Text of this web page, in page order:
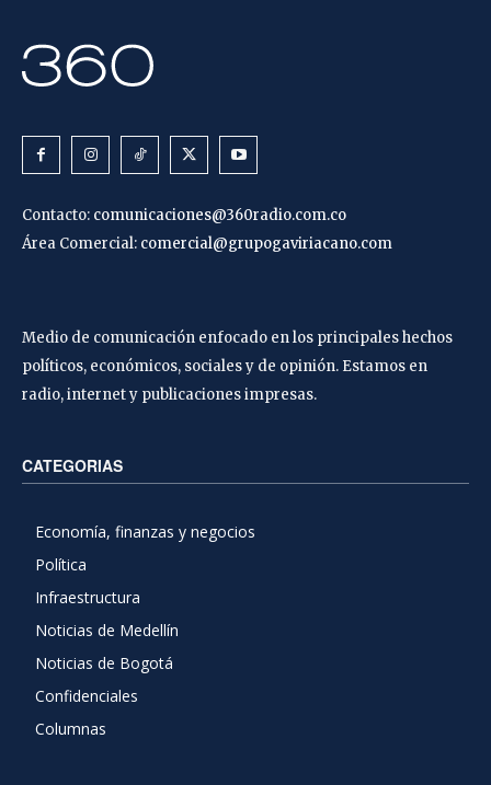
Contacto: comunicaciones@360radio.com.co
Área Comercial: comercial@grupogaviriacano.com
Medio de comunicación enfocado en los principales hechos
políticos, económicos, sociales y de opinión. Estamos en
radio, internet y publicaciones impresas.
CATEGORIAS
Economía, finanzas y negocios
Política
Infraestructura
Noticias de Medellín
Noticias de Bogotá
Confidenciales
Columnas